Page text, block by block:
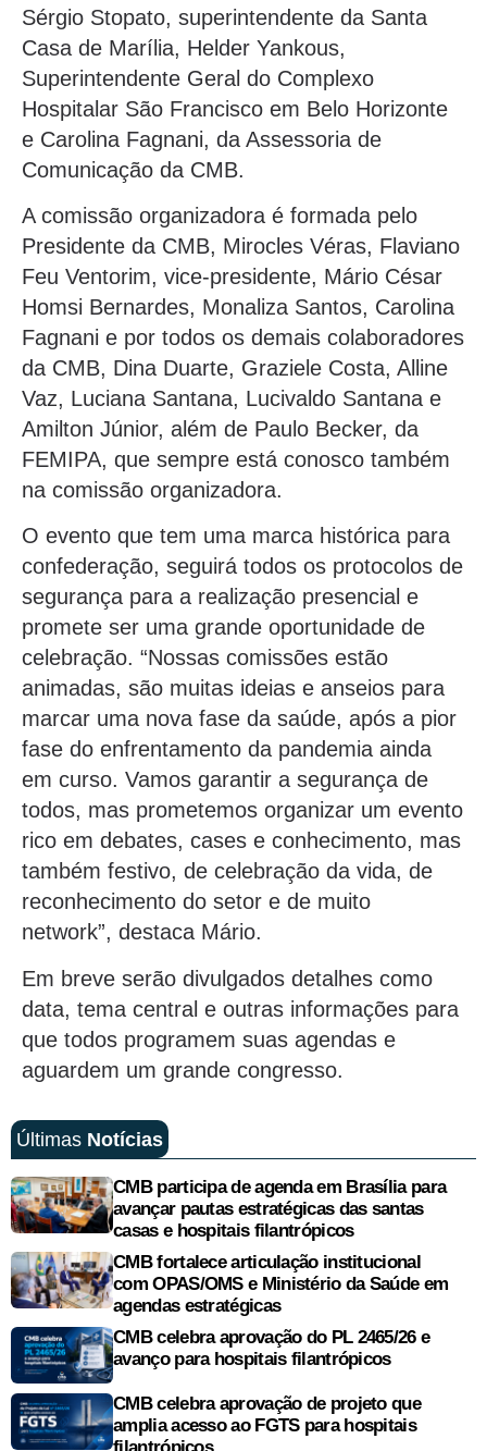
Sérgio Stopato, superintendente da Santa
Casa de Marília, Helder Yankous,
Superintendente Geral do Complexo
Hospitalar São Francisco em Belo Horizonte
e Carolina Fagnani, da Assessoria de
Comunicação da CMB.
A comissão organizadora é formada pelo
Presidente da CMB, Mirocles Véras, Flaviano
Feu Ventorim, vice-presidente, Mário César
Homsi Bernardes, Monaliza Santos, Carolina
Fagnani e por todos os demais colaboradores
da CMB, Dina Duarte, Graziele Costa, Alline
Vaz, Luciana Santana, Lucivaldo Santana e
Amilton Júnior, além de Paulo Becker, da
FEMIPA, que sempre está conosco também
na comissão organizadora.
O evento que tem uma marca histórica para
confederação, seguirá todos os protocolos de
segurança para a realização presencial e
promete ser uma grande oportunidade de
celebração. “Nossas comissões estão
animadas, são muitas ideias e anseios para
marcar uma nova fase da saúde, após a pior
fase do enfrentamento da pandemia ainda
em curso. Vamos garantir a segurança de
todos, mas prometemos organizar um evento
rico em debates, cases e conhecimento, mas
também festivo, de celebração da vida, de
reconhecimento do setor e de muito
network”, destaca Mário.
Em breve serão divulgados detalhes como
data, tema central e outras informações para
que todos programem suas agendas e
aguardem um grande congresso.
Últimas Notícias
CMB participa de agenda em Brasília para
avançar pautas estratégicas das santas
casas e hospitais filantrópicos
CMB fortalece articulação institucional
com OPAS/OMS e Ministério da Saúde em
agendas estratégicas
CMB celebra aprovação do PL 2465/26 e
avanço para hospitais filantrópicos
CMB celebra aprovação de projeto que
amplia acesso ao FGTS para hospitais
filantrópicos